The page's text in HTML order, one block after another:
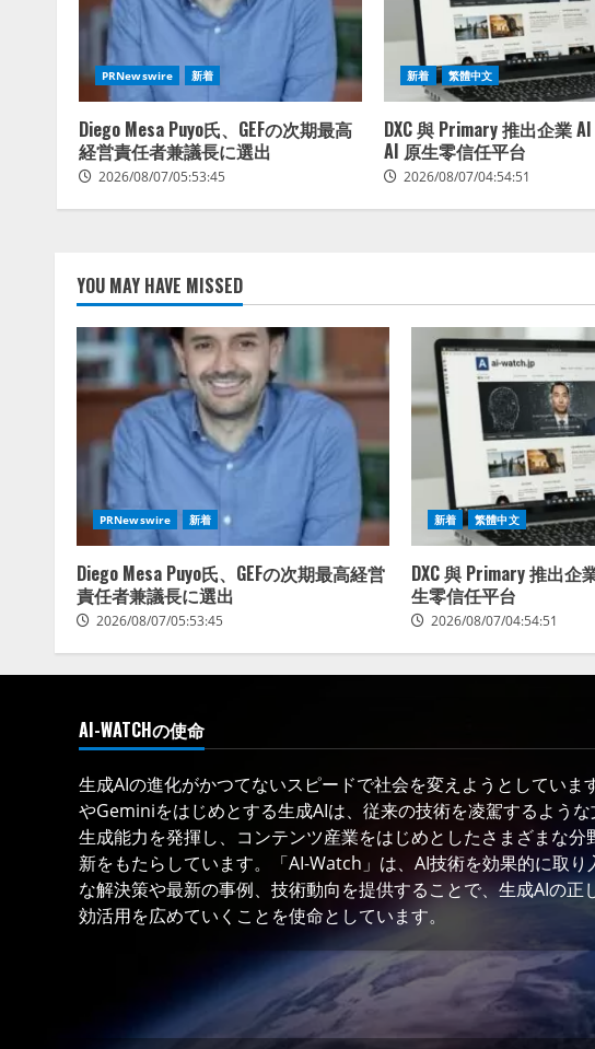
PRNewswire 新着
Diego Mesa Puyo氏、GEFの次期最高
経営責任者兼議長に選出
2026/08/07/05:53:45
新着 繁體中文
DXC 與 Primary 推出企業
AI 原生零信任平台
2026/08/07/04:54:51
YOU MAY HAVE MISSED
PRNewswire 新着
Diego Mesa Puyo氏、GEFの次期最高経営
責任者兼議長に選出
2026/08/07/05:53:45
新着 繁體中文
DXC 與 Primary 推出企
生零信任平台
2026/08/07/04:54:51
AI-WATCHの使命
生成AIの進化がかつてないスピードで社会を変えようとしていま
やGeminiをはじめとする生成AIは、従来の技術を凌駕するよう
生成能力を発揮し、コンテンツ産業をはじめとしたさまざまな分
新をもたらしています。「AI-Watch」は、AI技術を効果的に取り
な解決策や最新の事例、技術動向を提供することで、生成AIの正
効活用を広めていくことを使命としています。